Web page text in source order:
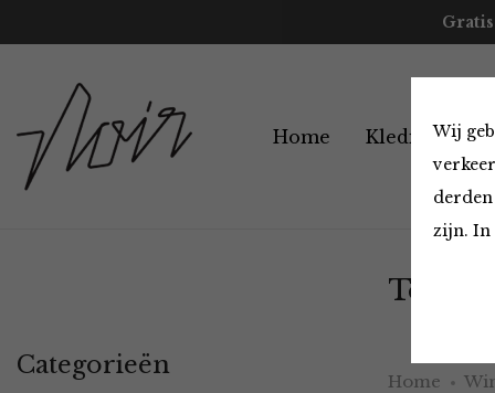
Wij
zijn. In
Home Kleding
Tops en
Home
Categorieën